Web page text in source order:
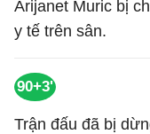
Arijanet Muric bị
y tế trên sân.
90+3'
Trận đấu đã bị